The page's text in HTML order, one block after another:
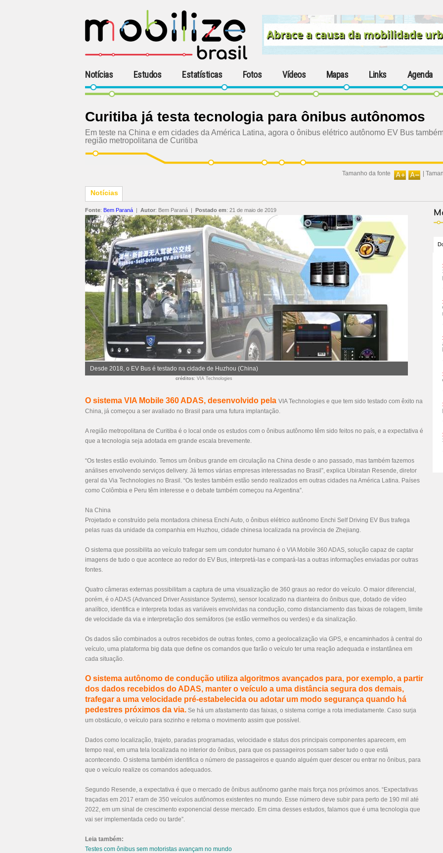
Notícias Estudos Estatísticas Fotos Vídeos Mapas Links Agenda
Curitiba já testa tecnologia para ônibus autônomos
Em teste na China e em cidades da América Latina, agora o ônibus elétrico autônomo EV Bus
região metropolitana de Curitiba
Tamanho da fonte
Notícias
Fonte: Bem Paraná | Autor: Bem Paraná | Postado em: 21 de maio de 2019
Desde 2018, o EV Bus é testado na cidade de Huzhou (China)
créditos: VIA Technologies
O sistema VIA Mobile 360 ADAS, desenvolvido pela VIA Technologies e que tem sido testado com êxito na
China, já começou a ser avaliado no Brasil para uma futura implantação.
A região metropolitana de Curitiba é o local onde os estudos com o ônibus autônomo têm sido feitos no país, e a expectativa é
que a tecnologia seja adotada em grande escala brevemente.
“Os testes estão evoluindo. Temos um ônibus grande em circulação na China desde o ano passado, mas também fazemos
análises envolvendo serviços delivery. Já temos várias empresas interessadas no Brasil”, explica Ubiratan Resende, diretor
geral da Via Technologies no Brasil. “Os testes também estão sendo realizados em outras cidades na América Latina. Países
como Colômbia e Peru têm interesse e o debate também começou na Argentina”.
Na China
Projetado e construído pela montadora chinesa Enchi Auto, o ônibus elétrico autônomo Enchi Self Driving EV Bus trafega
pelas ruas da unidade da companhia em Huzhou, cidade chinesa localizada na província de Zhejiang.
O sistema que possibilita ao veículo trafegar sem um condutor humano é o VIA Mobile 360 ADAS, solução capaz de captar
imagens de tudo o que acontece ao redor do EV Bus, interpretá-las e compará-las a outras informações enviadas por outras
fontes.
Quatro câmeras externas possibilitam a captura de uma visualização de 360 graus ao redor do veículo. O maior diferencial,
porém, é o ADAS (Advanced Driver Assistance Systems), sensor localizado na dianteira do ônibus que, dotado de vídeo
analítico, identifica e interpreta todas as variáveis envolvidas na condução, como distanciamento das faixas de rolagem, limite
de velocidade da via e interpretação dos semáforos (se estão vermelhos ou verdes) e da sinalização.
Os dados são combinados a outros recebidos de outras fontes, como a geolocalização via GPS, e encaminhados à central do
veículo, uma plataforma big data que define os comandos que farão o veículo ter uma reação adequada e instantânea em
cada situação.
O sistema autônomo de condução utiliza algoritmos avançados para, por exemplo, a partir
dos dados recebidos do ADAS, manter o veículo a uma distância segura dos demais,
trafegar a uma velocidade pré-estabelecida ou adotar um modo segurança quando há
pedestres próximos da via. Se há um afastamento das faixas, o sistema corrige a rota imediatamente. Caso surja
um obstáculo, o veículo para sozinho e retoma o movimento assim que possível.
Dados como localização, trajeto, paradas programadas, velocidade e status dos principais componentes aparecem, em
tempo real, em uma tela localizada no interior do ônibus, para que os passageiros possam saber tudo o que está
acontecendo. O sistema também identifica o número de passageiros e quando alguém quer descer ou entrar no ônibus, para
que o veículo realize os comandos adequados.
Segundo Resende, a expectativa é que o mercado de ônibus autônomo ganhe mais força nos próximos anos. “Expectativas
traçadas em 2017 eram de 350 veículos autônomos existentes no mundo. Esse número deve subir para perto de 190 mil até
2022, em um sinal de crescimento exponencial desse mercado. Em cima desses estudos, falamos que é uma tecnologia que
vai ser implementada cedo ou tarde”.
Leia também:
Testes com ônibus sem motoristas avançam no mundo